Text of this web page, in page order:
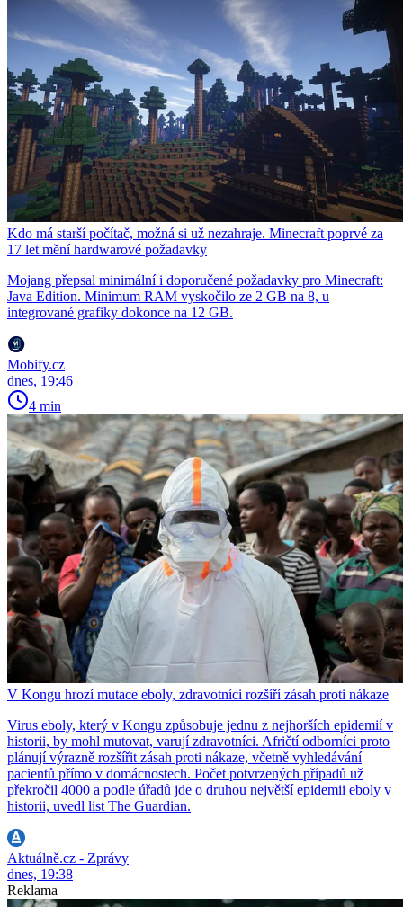
Kdo má starší počítač, možná si už nezahraje. Minecraft poprvé za
17 let mění hardwarové požadavky
Mojang přepsal minimální i doporučené požadavky pro Minecraft:
Java Edition. Minimum RAM vyskočilo ze 2 GB na 8, u
integrované grafiky dokonce na 12 GB.
Mobify.cz
dnes, 19:46
4 min
V Kongu hrozí mutace eboly, zdravotníci rozšíří zásah proti nákaze
Virus eboly, který v Kongu způsobuje jednu z nejhorších epidemií v
historii, by mohl mutovat, varují zdravotníci. Afričtí odborníci proto
plánují výrazně rozšířit zásah proti nákaze, včetně vyhledávání
pacientů přímo v domácnostech. Počet potvrzených případů už
překročil 4000 a podle úřadů jde o druhou největší epidemii eboly v
historii, uvedl list The Guardian.
Aktuálně.cz - Zprávy
dnes, 19:38
Reklama